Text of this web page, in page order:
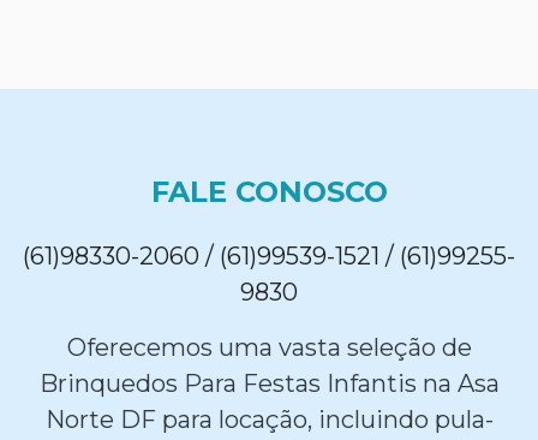
FALE CONOSCO
(61)98330-2060 / (61)99539-1521 / (61)99255-
9830
Oferecemos uma vasta seleção de
Brinquedos Para Festas Infantis na Asa
Norte DF para locação, incluindo pula-